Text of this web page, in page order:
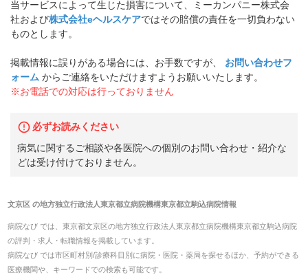
当サービスによって生じた損害について、ミーカンパニー株式会
社および株式会社eヘルスケアではその賠償の責任を一切負わない
ものとします。
掲載情報に誤りがある場合には、お手数ですが、
お問い合わせフ
ォーム からご連絡をいただけますようお願いいたします。
※お電話での対応は行っておりません
必ずお読みください
病気に関するご相談や各医院への個別のお問い合わせ・紹介な
どは受け付けておりません。
文京区の地方独立行政法人東京都立病院機構東京都立駒込病院情報
病院なび では、 東京都文京区の地方独立行政法人東京都立病院機構東京都立駒込病院
の評判・求人・転職情報を掲載しています。
病院なび では市区町村別/診療科目別に病院・医院・薬局を探せるほか、予約ができる
医療機関や、キーワードでの検索も可能です。